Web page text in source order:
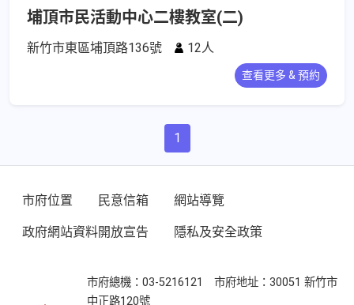
埔頂市民活動中心二樓教室(二)
新竹市東區埔頂路136號 12人
查看更多 & 預約
1
市府位置 民意信箱 網站導覽
政府網站資料開放宣告 隱私及安全政策
市府總機：03-5216121 市府地址：30051 新竹市
中正路120號